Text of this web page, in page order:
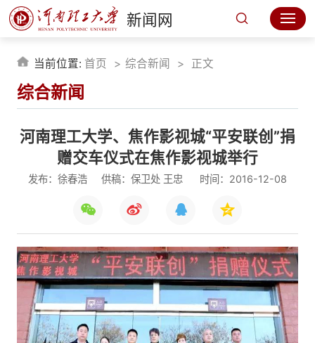
新闻网
综合新闻
当前位置: 首页 综合新闻 正文
河南理工大学、焦作影视城“平安联创”捐
赠交车仪式在焦作影视城举行
发布：徐春浩 供稿：保卫处 王忠 时间：2016-12-08